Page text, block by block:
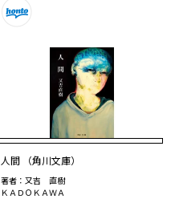
人間 （角川文庫）
著者：又吉 直樹
ＫＡＤＯＫＡＷＡ